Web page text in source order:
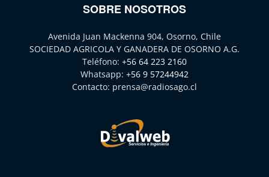
SOBRE NOSOTROS
Avenida Juan Mackenna 904, Osorno, Chile
SOCIEDAD AGRICOLA Y GANADERA DE OSORNO A.G.
Teléfono: +56 64 223 2160
Whatsapp: +56 9 57244942
Contacto: prensa@radiosago.cl